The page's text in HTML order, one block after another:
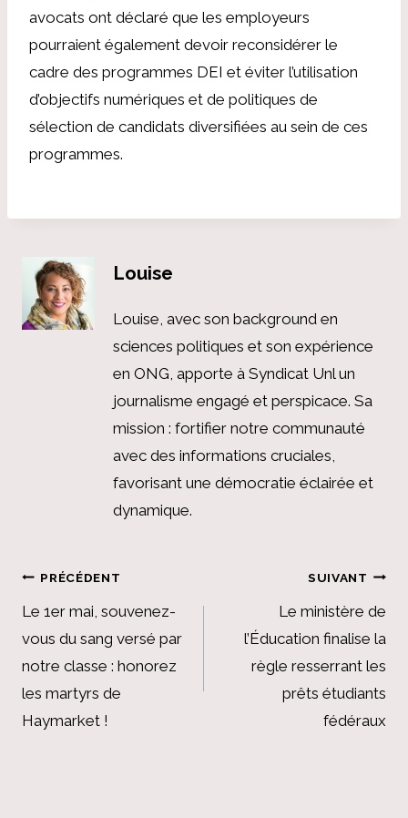
avocats ont déclaré que les employeurs
pourraient également devoir reconsidérer le
cadre des programmes DEI et éviter l’utilisation
d’objectifs numériques et de politiques de
sélection de candidats diversifiées au sein de ces
programmes.
Louise
Louise, avec son background en
sciences politiques et son expérience
en ONG, apporte à Syndicat Unl un
journalisme engagé et perspicace. Sa
mission : fortifier notre communauté
avec des informations cruciales,
favorisant une démocratie éclairée et
dynamique.
Navigation
de
l’article
PRÉCÉDENT
Le 1er mai, souvenez-
vous du sang versé par
notre classe : honorez
les martyrs de
Haymarket !
SUIVANT
Le ministère de
l’Éducation finalise la
règle resserrant les
prêts étudiants
fédéraux